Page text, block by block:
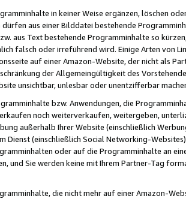
in keiner Weise ergänzen, löschen
aus einer Bilddatei bestehende
aus Text bestehende Programminhalte so
falsch oder irreführend wird. Einige Arten von
auf einer Amazon-Website, der nicht als
der Allgemeingültigkeit des
unsichtbar, unlesbar oder unentzifferbar
bzw. Anwendungen, die
noch weiterverkaufen, weitergeben,
außerhalb Ihrer Website (einschließlich
Dienst (einschließlich Social Networking-
oder auf die Programminhalte an
und Sie werden keine mit Ihrem Partner-Tag
die nicht mehr auf einer Amazon-